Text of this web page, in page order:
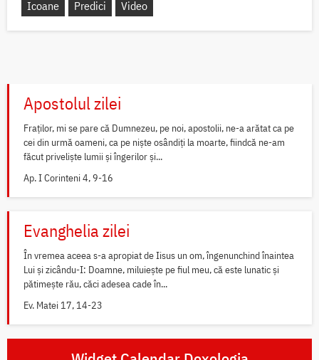
Icoane Predici Video
Apostolul zilei
Fraților, mi se pare că Dumnezeu, pe noi, apostolii, ne-a arătat ca pe
cei din urmă oameni, ca pe niște osândiți la moarte, fiindcă ne-am
făcut priveliște lumii și îngerilor și...
Ap. I Corinteni 4, 9-16
Evanghelia zilei
În vremea aceea s-a apropiat de Iisus un om, îngenunchind înaintea
Lui și zicându-I: Doamne, miluiește pe fiul meu, că este lunatic și
pătimește rău, căci adesea cade în...
Ev. Matei 17, 14-23